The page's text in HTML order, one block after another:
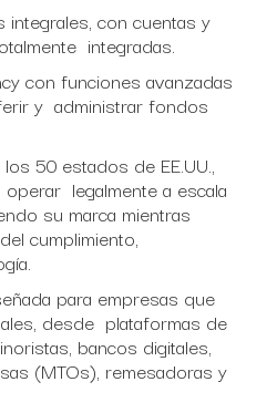
integrales, con cuentas y
integradas.
con funciones avanzadas
y administrar fondos
50 estados de EE.UU.,
legalmente a escala
su marca mientras
cumplimiento,
para empresas que
desde plataformas de
bancos digitales,
(MTOs), remesadoras y